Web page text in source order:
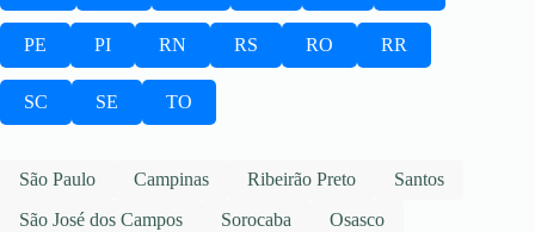
PE PI RN RS RO RR
SC SE TO
São Paulo Campinas Ribeirão Preto
Santos
São José dos Campos
Sorocaba
Osasco